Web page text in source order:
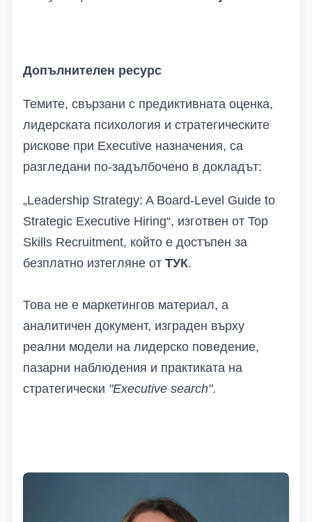
Допълнителен ресурс
Темите, свързани с предиктивната оценка,
лидерската психология и стратегическите
рискове при Executive назначения, са
разгледани по-задълбочено в докладът:
„Leadership Strategy: A Board-Level Guide to
Strategic Executive Hiring“, изготвен от Top
Skills Recruitment, който е достъпен за
безплатно изтегляне от ТУК.
Това не е маркетингов материал, а
аналитичен документ, изграден върху
реални модели на лидерско поведение,
пазарни наблюдения и практиката на
стратегически "Executive search".